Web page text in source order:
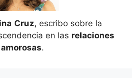
Cruz, escribo sobre la
en las relaciones
amorosas.